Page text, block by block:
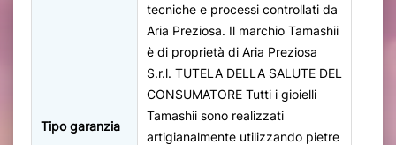
Tipo garanzia
tecniche e processi controllati da
Aria Preziosa. Il marchio Tamashii
è di proprietà di Aria Preziosa
S.r.l. TUTELA DELLA SALUTE DEL
CONSUMATORE Tutti i gioielli
Tamashii sono realizzati
artigianalmente utilizzando pietre